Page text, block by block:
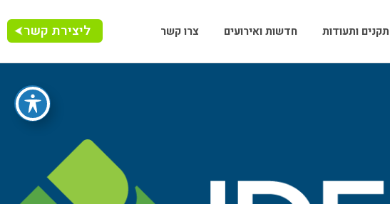
תקנים ותעודות חדשות ואירועים צרו קשר ליצירת קשר